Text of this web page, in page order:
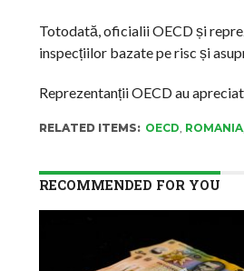
Totodată, oficialii OECD și
inspecțiilor bazate pe risc și
Reprezentanții OECD au
RELATED ITEMS: OECD, ROMANIA,
RECOMMENDED FOR YOU